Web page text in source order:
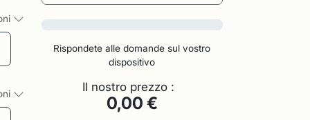
Rispondete alle domande sul vostro
dispositivo
Il nostro prezzo :
0,00 €